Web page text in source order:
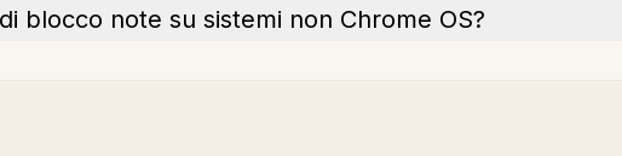
blocco note su sistemi non Chrome OS?